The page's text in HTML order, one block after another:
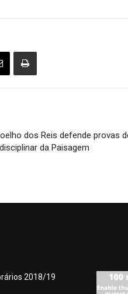
dos Reis defende provas
da Paisagem
2018/19